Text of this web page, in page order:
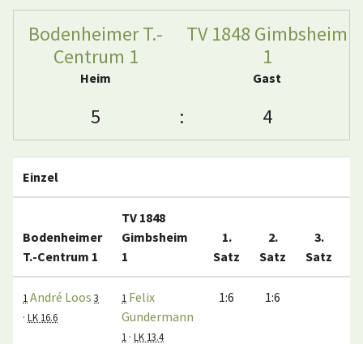
Bodenheimer T.-
Centrum 1
Heim
TV 1848 Gimbsheim
1
Gast
5 : 4
Einzel
Bodenheimer
T.-Centrum 1
TV 1848
Gimbsheim
1
1.
Satz
2.
Satz
3.
Satz
1 André Loos 3
· LK 16.6
1 Felix
Gundermann
1 · LK 13.4
1:6 1:6